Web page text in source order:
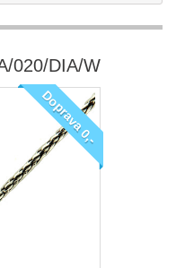
020/DIA/W
Doprava 0,-